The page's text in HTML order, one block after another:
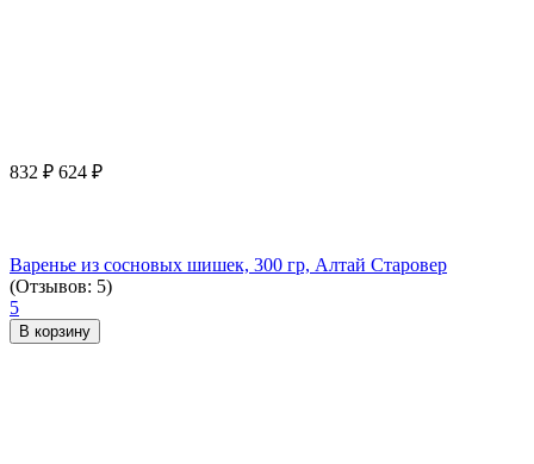
832 ₽ 624 ₽
Варенье из сосновых шишек, 300 гр, Алтай Старовер
(Отзывов: 5)
5
В корзину